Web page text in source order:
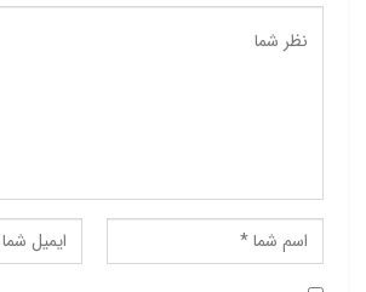
کردن اوضاع در
این کشور فعالیت می کنند اما هنوز